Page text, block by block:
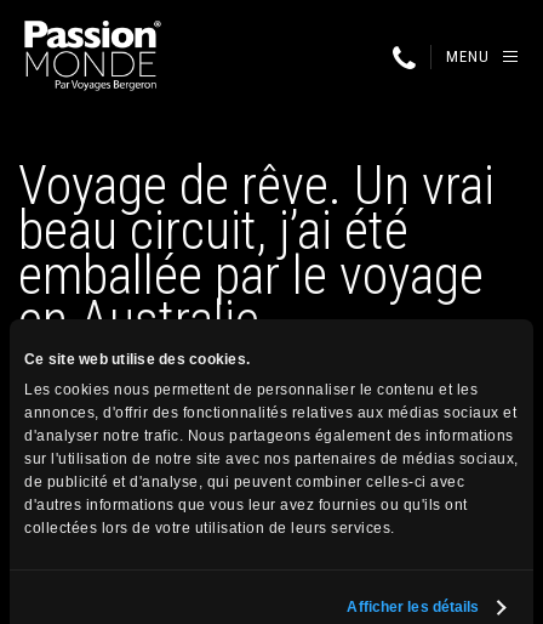
Ce site web utilise des cookies.
Les cookies nous permettent de personnaliser le contenu et les
annonces, d'offrir des fonctionnalités relatives aux médias sociaux et
d'analyser notre trafic. Nous partageons également des informations
sur l'utilisation de notre site avec nos partenaires de médias sociaux,
de publicité et d'analyse, qui peuvent combiner celles-ci avec
d'autres informations que vous leur avez fournies ou qu'ils ont
collectées lors de votre utilisation de leurs services.
Afficher les détails
MENU
Voyage de rêve. Un vrai
beau circuit, j’ai été
emballée par le voyage
en Australie…
17 novembre 2025
Publié par
Conditions générales